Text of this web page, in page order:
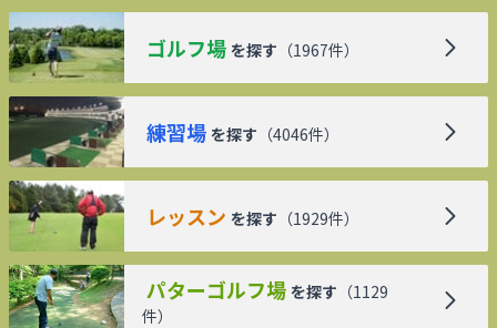
ゴルフ場 を探す （1967件）
練習場 を探す （4046件）
レッスン を探す （1929件）
パターゴルフ場 を探す （1129
件）